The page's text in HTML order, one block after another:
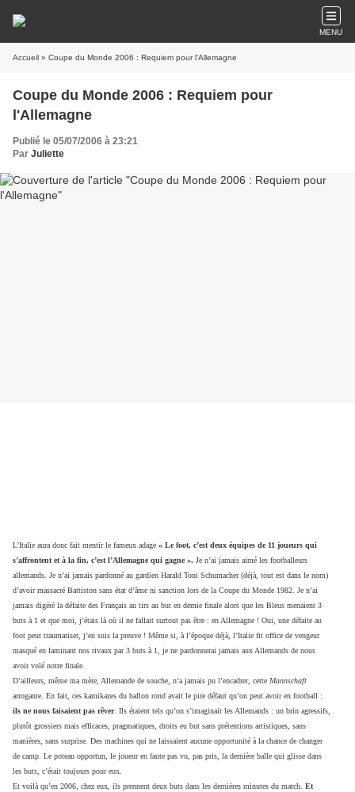
MENU
Accueil » Coupe du Monde 2006 : Requiem pour l'Allemagne
Coupe du Monde 2006 : Requiem pour
l'Allemagne
Publié le 05/07/2006 à 23:21
Par Juliette
L’Italie aura donc fait mentir le fameux adage « Le foot, c’est deux équipes de 11 joueurs qui
s’affrontent et à la fin, c’est l’Allemagne qui gagne ». Je n’ai jamais aimé les footballeurs
allemands. Je n’ai jamais pardonné au gardien Harald Toni Schumacher (déjà, tout est dans le nom)
d’avoir massacré Battiston sans état d’âme ni sanction lors de la Coupe du Monde 1982. Je n’ai
jamais digéré la défaite des Français au tirs au but en demie finale alors que les Bleus menaient 3
buts à 1 et que moi, j’étais là où il ne fallait surtout pas être : en Allemagne ! Oui, une défaite au
foot peut traumatiser, j’en suis la preuve ! Même si, à l’époque déjà, l’Italie fit office de vengeur
masqué en laminant nos rivaux par 3 buts à 1, je ne pardonnerai jamais aux Allemands de nous
avoir volé notre finale.
D’ailleurs, même ma mère, Allemande de souche, n’a jamais pu l’encadrer, cette Mannschaft
arrogante. En fait, ces kamikazes du ballon rond avait le pire défaut qu’on peut avoir en football :
ils ne nous faisaient pas rêver. Ils étaient tels qu’on s’imaginait les Allemands : un brin agressifs,
plutôt grossiers mais efficaces, pragmatiques, droits eu but sans prétentions artistiques, sans
manières, sans surprise. Des machines qui ne laissaient aucune opportunité à la chance de changer
de camp. Le poteau opportun, le joueur en faute pas vu, pas pris, la dernière balle qui glisse dans
les buts, c’était toujours pour eux.
Et voilà qu’en 2006, chez eux, ils prennent deux buts dans les dernières minutes du match. Et